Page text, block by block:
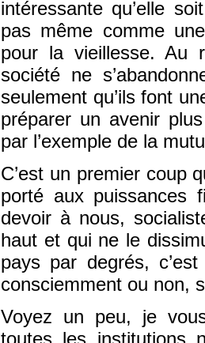
intéressante qu’elle
pas même comme
pour la vieillesse. Au
société ne
seulement qu’ils font
préparer un avenir
par l’exemple de la
C’est un premier coup
porté aux puissances
devoir à nous,
haut et qui ne le
pays par degrés,
consciemment ou non,
Voyez un peu, je
toutes les institutions